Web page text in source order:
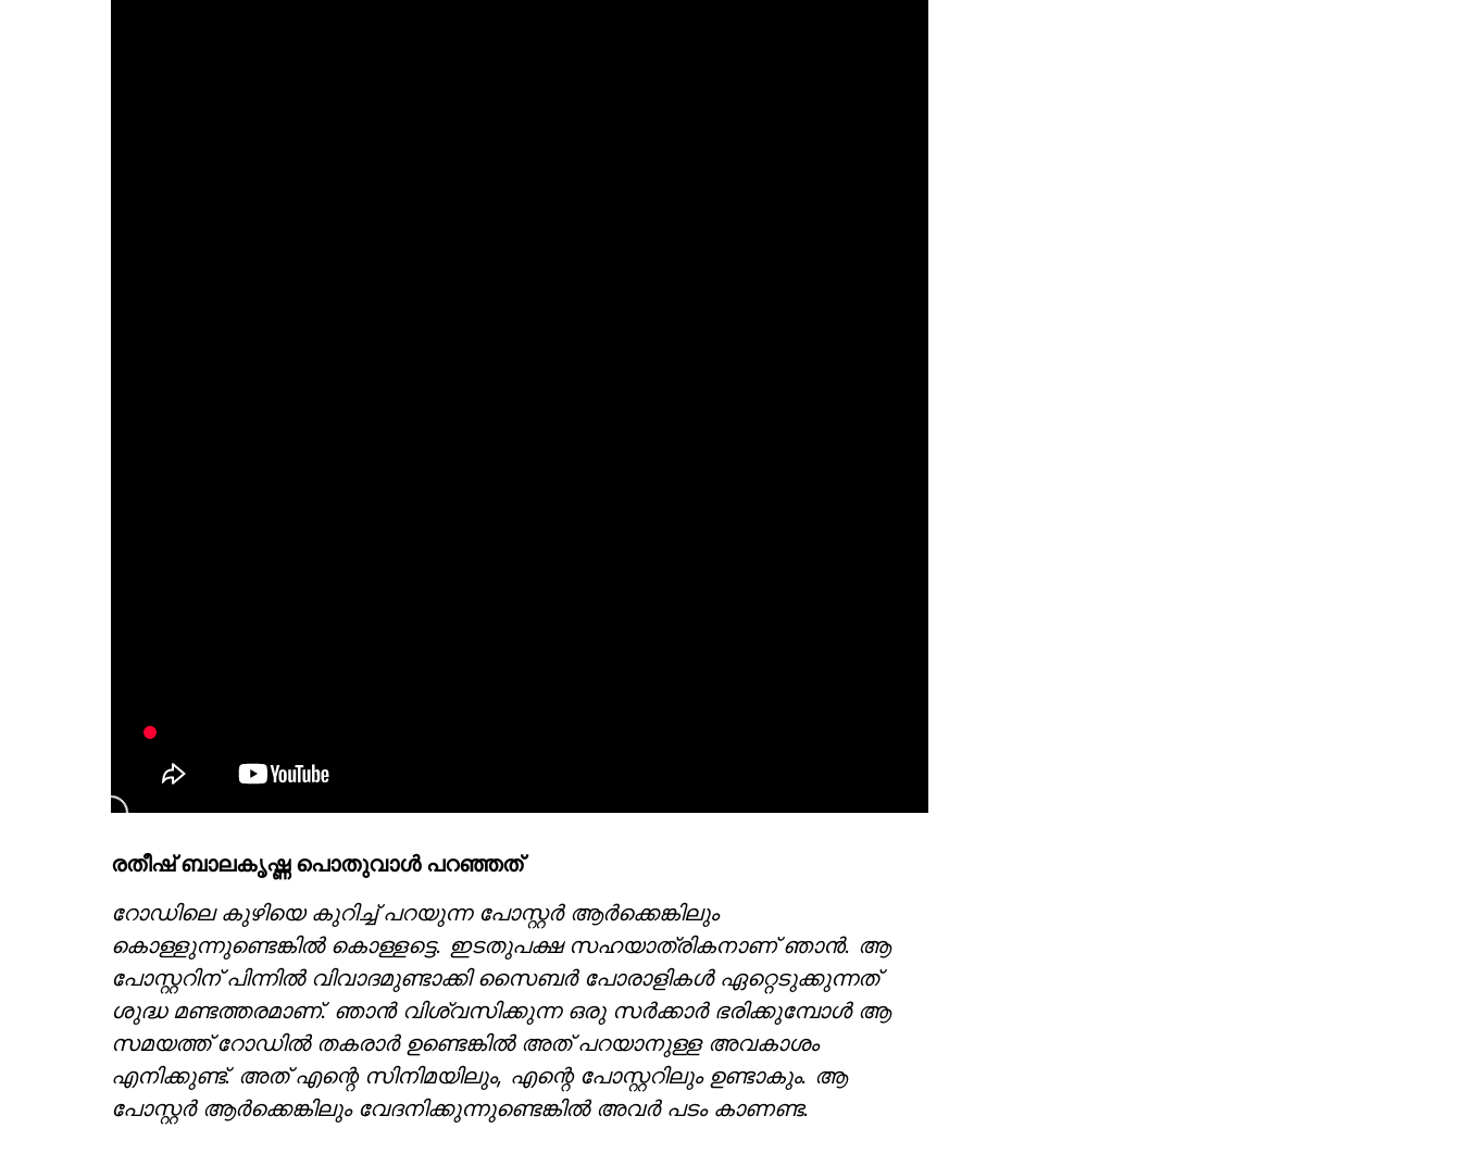
രതീഷ് ബാലകൃഷ്ണ പൊതുവാള്‍ പറഞ്ഞത്
റോഡിലെ കുഴിയെ കുറിച്ച് പറയുന്ന പോസ്റ്റര്‍ ആര്‍ക്കെങ്കിലും
കൊള്ളുന്നുണ്ടെങ്കില്‍ കൊള്ളട്ടെ. ഇടതുപക്ഷ സഹയാത്രികനാണ് ഞാന്‍. ആ
പോസ്റ്ററിന് പിന്നില്‍ വിവാദമുണ്ടാക്കി സൈബര്‍ പോരാളികള്‍ ഏറ്റെടുക്കുന്നത്
ശുദ്ധ മണ്ടത്തരമാണ്. ഞാന്‍ വിശ്വസിക്കുന്ന ഒരു സര്‍ക്കാര്‍ ഭരിക്കുമ്പോള്‍ ആ
സമയത്ത് റോഡില്‍ തകരാര്‍ ഉണ്ടെങ്കില്‍ അത് പറയാനുള്ള അവകാശം
എനിക്കുണ്ട്. അത് എന്റെ സിനിമയിലും, എന്റെ പോസ്റ്ററിലും ഉണ്ടാകും. ആ
പോസ്റ്റര്‍ ആര്‍ക്കെങ്കിലും വേദനിക്കുന്നുണ്ടെങ്കില്‍ അവര്‍ പടം കാണണ്ട.